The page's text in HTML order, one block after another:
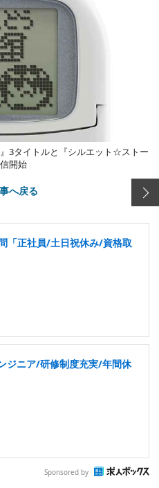
3タイトルと『シルエット☆ストー
開始
へ戻る
「正社員/土日祝休み/資格取
ジニア/研修制度充実/年間休
Sponsored by